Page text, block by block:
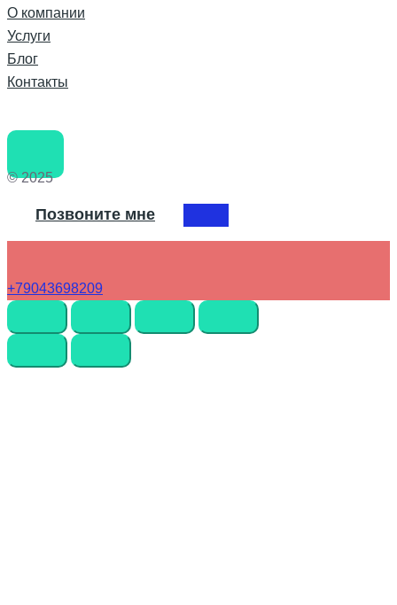
О компании
Услуги
Блог
Контакты
© 2025
Позвоните мне
+79043698209